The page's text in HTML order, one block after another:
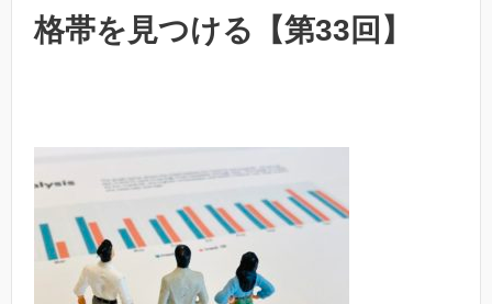
格帯を見つける【第33回】